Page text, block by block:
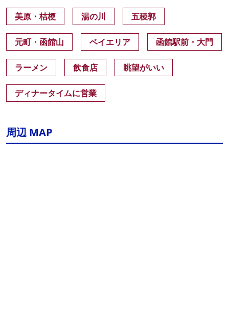
美原・桔梗 湯の川 五稜郭
元町・函館山 ベイエリア 函館駅前・大門
ラーメン 飲食店 眺望がいい
ディナータイムに営業
周辺 MAP